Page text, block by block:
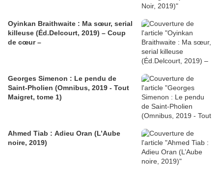
Oyinkan Braithwaite : Ma sœur, serial
killeuse (Éd.Delcourt, 2019) – Coup
de cœur –
Georges Simenon : Le pendu de
Saint-Pholien (Omnibus, 2019 - Tout
Maigret, tome 1)
Ahmed Tiab : Adieu Oran (L’Aube
noire, 2019)